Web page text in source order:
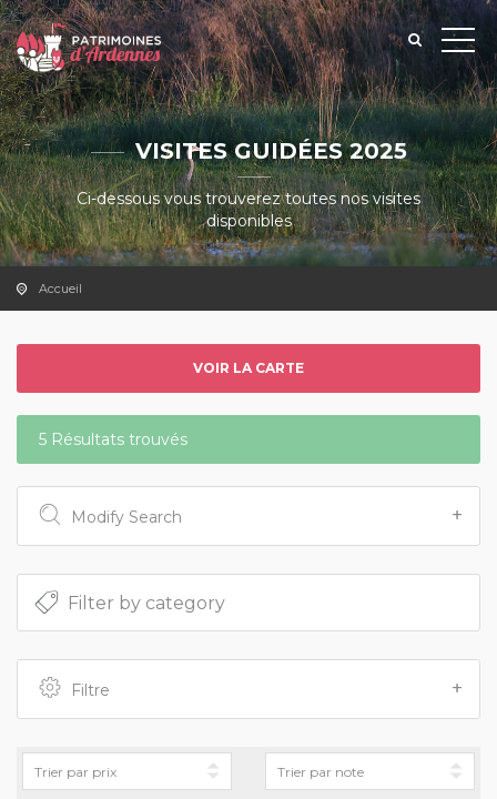
VISITES GUIDÉES 2025
Ci-dessous vous trouverez toutes nos visites
disponibles
Accueil
VOIR LA CARTE
5 Résultats trouvés
Modify Search
Filtre